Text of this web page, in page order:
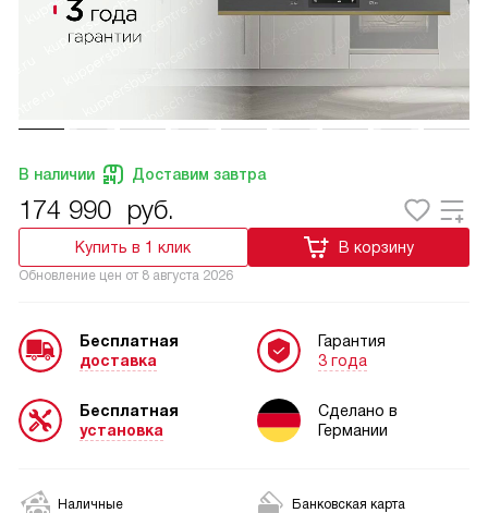
В наличии Доставим завтра
174 990 руб.
Купить в 1 клик В корзину
Обновление цен от 8 августа 2026
Бесплатная
доставка
Бесплатная
установка
Гарантия
3 года
Сделано в
Германии
Наличные Банковская карта